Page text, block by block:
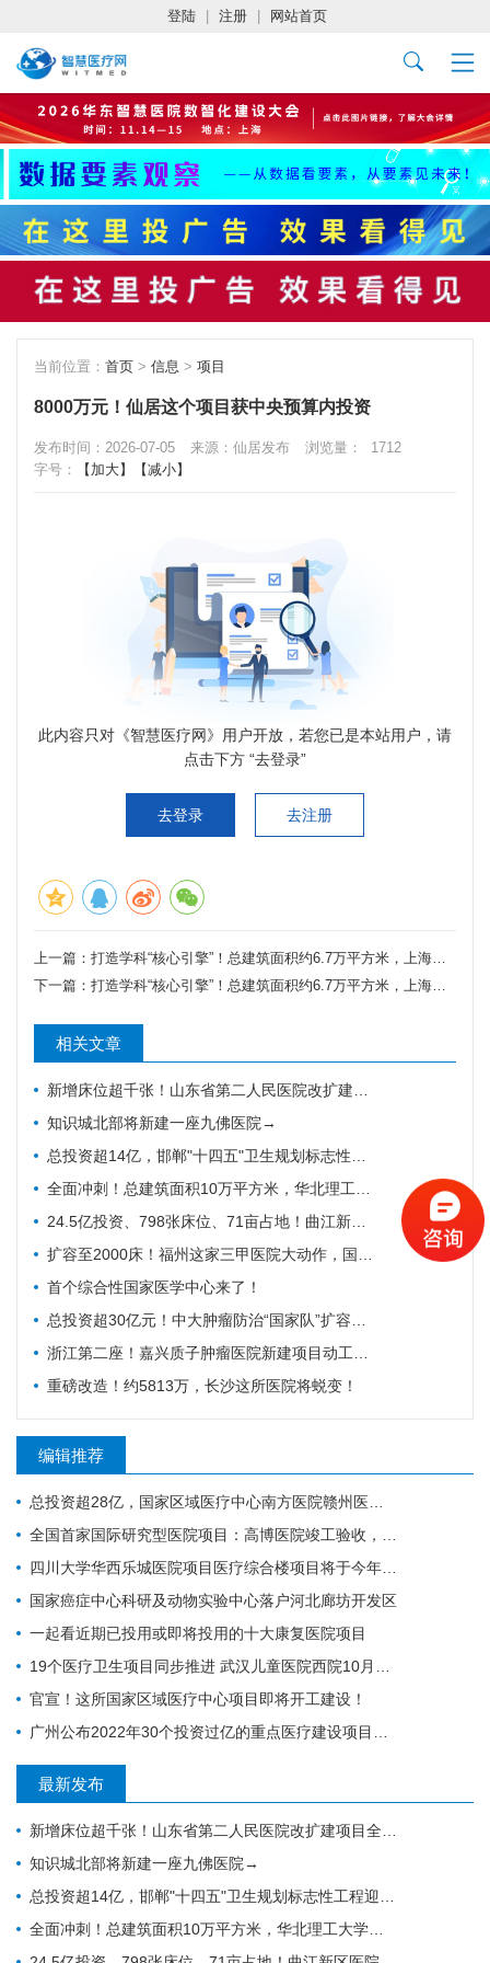
登陆 注册 网站首页
当前位置： 首页 > 信息 > 项目
8000万元！仙居这个项目获中央预算内投资
发布时间：2026-07-05 来源：仙居发布 浏览量：
1712
字号：
【加大】 【减小】
此内容只对《智慧医疗网》用户开放，若您已是本站用户，请
点击下方 “去登录”
去登录 去注册
上一篇： 打造学科“核心引擎”！总建筑面积约6.7万平方米，上海又新增三甲专科医院，预计后年亮相
下一篇： 打造学科“核心引擎”！总建筑面积约6.7万平方米，上海又新增三甲专科医院，预计后年亮相
相关文章
新增床位超千张！山东省第二人民医院改扩建项目全力推进，地上主体施工倒计时
知识城北部将新建一座九佛医院→
总投资超14亿，邯郸"十四五"卫生规划标志性工程迎施工方落地
全面冲刺！总建筑面积10万平方米，华北理工大学附属医院花海院区一期工程加速成型
24.5亿投资、798张床位、71亩占地！曲江新区医院的"最后一公里"冲刺
扩容至2000床！福州这家三甲医院大动作，国家级防治基地预计2028年建成
首个综合性国家医学中心来了！
总投资超30亿元！中大肿瘤防治“国家队”扩容，绘就健康天河新蓝图
浙江第二座！嘉兴质子肿瘤医院新建项目动工，10亿投资守护健康嘉兴
重磅改造！约5813万，长沙这所医院将蜕变！
编辑推荐
总投资超28亿，国家区域医疗中心南方医院赣州医院开工建设
全国首家国际研究型医院项目：高博医院竣工验收，明年投入运营
四川大学华西乐城医院项目医疗综合楼项目将于今年竣工
国家癌症中心科研及动物实验中心落户河北廊坊开发区
一起看近期已投用或即将投用的十大康复医院项目
19个医疗卫生项目同步推进 武汉儿童医院西院10月交付 武汉经开区投资70亿元建设“健康车谷”
官宣！这所国家区域医疗中心项目即将开工建设！
广州公布2022年30个投资过亿的重点医疗建设项目，全力打造医疗卫生高地｜广州篇
最新发布
新增床位超千张！山东省第二人民医院改扩建项目全力推进，地上主体施工倒计时
知识城北部将新建一座九佛医院→
总投资超14亿，邯郸"十四五"卫生规划标志性工程迎施工方落地
全面冲刺！总建筑面积10万平方米，华北理工大学附属医院花海院区一期工程加速成型